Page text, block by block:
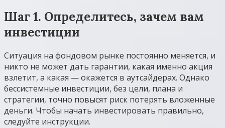
Шаг 1. Определитесь, зачем вам
инвестиции
Ситуация на фондовом рынке постоянно меняется, и
никто не может дать гарантии, какая именно акция
взлетит, а какая — окажется в аутсайдерах. Однако
бессистемные инвестиции, без цели, плана и
стратегии, точно повысят риск потерять вложенные
деньги. Чтобы начать инвестировать правильно,
следуйте инструкции.